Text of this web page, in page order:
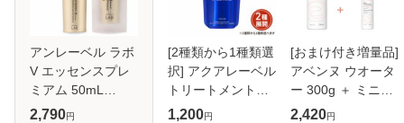
アンレーベル ラボ
V エッセンスプレ
ミアム 50mL
unlabel LAB 日本
2,790円
[2種類から1種類選
択] アクアレーベル
トリートメントロ
ーション ブライト
1,200円
[おまけ付き増量品]
アベンヌ ウオータ
ー 300g ＋ ミニサ
イズ 50g 化粧水 温
2,420円